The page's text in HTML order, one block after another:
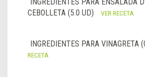
CEBOLLETA (5.0 UD)
VER RECETA
INGREDIENTES PARA VINAGRETA
RECETA